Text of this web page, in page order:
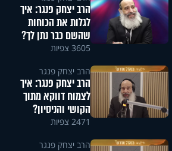
הרב יצחק פנגר: איך
לגלות את הכוחות
שהשם כבר נתן לך?
3605 צפיות
הרב יצחק פנגר
הרב יצחק פנגר: איך
לצמוח דווקא מתוך
הקושי והניסיון?
2471 צפיות
הרב יצחק פנגר